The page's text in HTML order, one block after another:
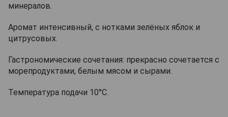
минералов.
Аромат интенсивный, с нотками зелёных яблок и
цитрусовых.
Гастрономические сочетания: прекрасно сочетается с
морепродуктами, белым мясом и сырами.
Температура подачи 10°С.